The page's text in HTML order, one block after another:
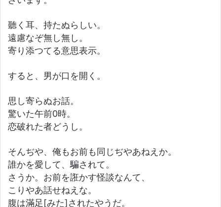
聽く耳、持たぬらしい。
遠慮なぞ無し無し。
寄り添つてる意思表示。
すると、男が口を開く。
思し寄らぬお話。
驚いた午前0時。
恋破れた者どうし。
そんぢや、俺もお前も同じぢやあねえか。
誰かを愛して、騙されて。
さうか。お前を誑かす怪談なんて、
こりやあ話せねえな。
腹は滿足[みた]されたやうだ。